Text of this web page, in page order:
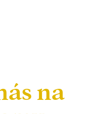
na